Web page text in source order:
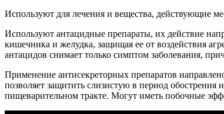
Используют для лечения и вещества, действующие
Используют антацидные препараты, их действие
кишечника и желудка, защищая ее от воздействия
антацидов снимает только симптом заболевания,
Применение антисекреторных препаратов
позволяет защитить слизистую в период
пищеварительном тракте. Могут иметь побочные